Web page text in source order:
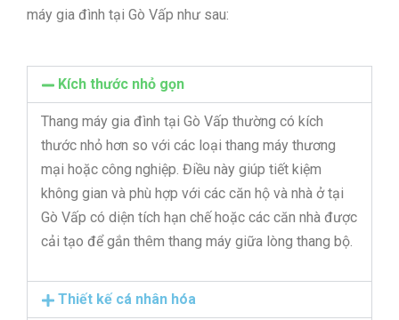
máy gia đình tại Gò Vấp như sau:
Kích thước nhỏ gọn
Thang máy gia đình tại Gò Vấp thường có kích
thước nhỏ hơn so với các loại thang máy thương
mại hoặc công nghiệp. Điều này giúp tiết kiệm
không gian và phù hợp với các căn hộ và nhà ở tại
Gò Vấp có diện tích hạn chế hoặc các căn nhà được
cải tạo để gắn thêm thang máy giữa lòng thang bộ.
Thiết kế cá nhân hóa